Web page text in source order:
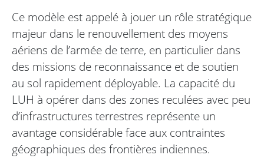
Ce modèle est appelé à jouer un rôle stratégique
majeur dans le renouvellement des moyens
aériens de l’armée de terre, en particulier dans
des missions de reconnaissance et de soutien
au sol rapidement déployable. La capacité du
LUH à opérer dans des zones reculées avec peu
d’infrastructures terrestres représente un
avantage considérable face aux contraintes
géographiques des frontières indiennes.